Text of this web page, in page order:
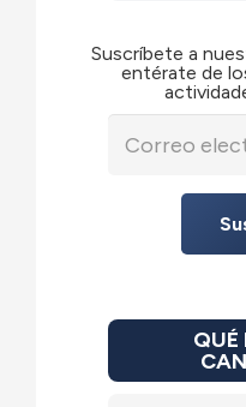
Suscríbete a
entérate de
QUÉ